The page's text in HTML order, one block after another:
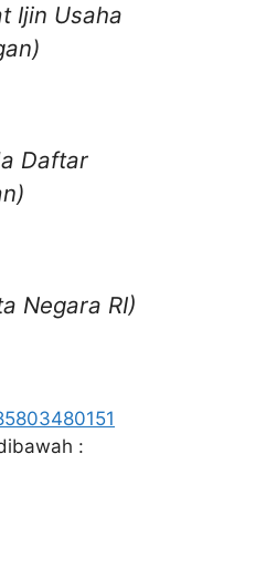
Ijin Usaha
Daftar
Negara RI)
: